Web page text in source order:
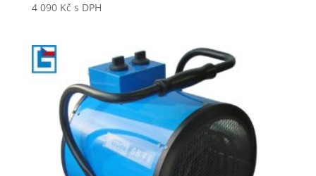
4 090 Kč s DPH